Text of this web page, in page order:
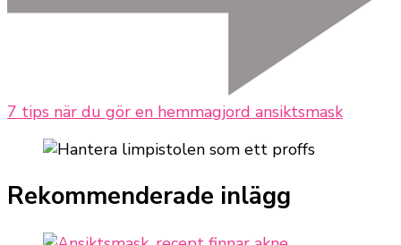
7 tips när du gör en hemmagjord ansiktsmask
Rekommenderade inlägg